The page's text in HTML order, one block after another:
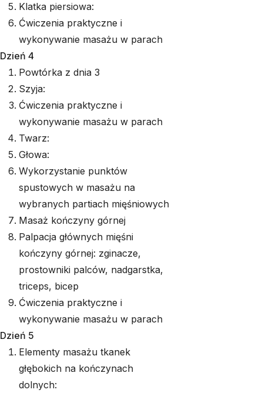
Klatka piersiowa:
Ćwiczenia praktyczne i
wykonywanie masażu w parach
Dzień 4
Powtórka z dnia 3
Szyja:
Ćwiczenia praktyczne i
wykonywanie masażu w parach
Twarz:
Głowa:
Wykorzystanie punktów
spustowych w masażu na
wybranych partiach mięśniowych
Masaż kończyny górnej
Palpacja głównych mięśni
kończyny górnej: zginacze,
prostowniki palców, nadgarstka,
triceps, bicep
Ćwiczenia praktyczne i
wykonywanie masażu w parach
Dzień 5
Elementy masażu tkanek
głębokich na kończynach
dolnych: